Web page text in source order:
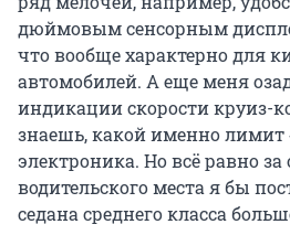
дюймовым сенсорным
что вообще характерно для
автомобилей. А еще меня
индикации скорости круиз-
знаешь, какой именно лимит
электроника. Но всё равно
водительского места я бы
седана среднего класса